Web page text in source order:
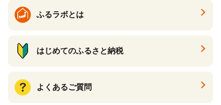
ギフト ふるさと納税 ）
ふるラボとは
はじめてのふるさと納税
よくあるご質問